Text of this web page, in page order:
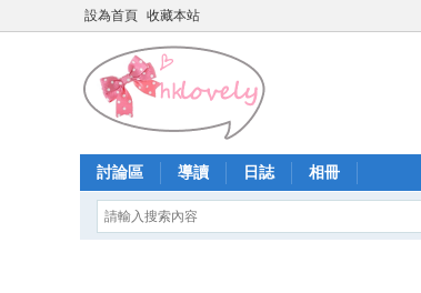
設為首頁 收藏本站
討論區 導讀 日誌 相冊